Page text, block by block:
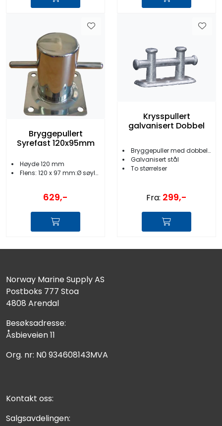
Bryggepullert
Syrefast 120x95mm
Høyde 120 mm
Flens: 120 x 97 mm:Ø søyle: 60 mm
629,-
Krysspullert
galvanisert Dobbel
Bryggepuller med dobbelt kryss
Galvanisert stål
To størrelser
Fra: 299,-
Norway Marine Supply AS
Postboks 777 Stoa
4808 Arendal
Besøksadresse:
Åsbieveien 11
Org. nr: N0 934608143MVA
Kontakt oss:
Salgsavdelingen: